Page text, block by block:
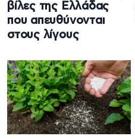
βίλες της Ελλάδας
που απευθύνονται
στους λίγους